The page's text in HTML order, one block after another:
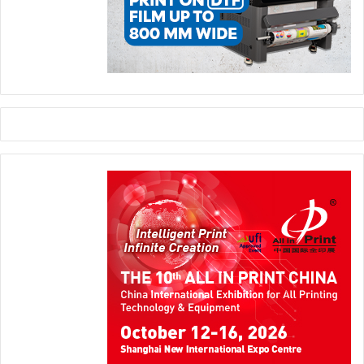
وستُستكمل الإحاطات التقنية السابقة للمعرض بمحاور تتناول
المسؤولية البيئية وملامح الأسواق المستقبلية. وستنقل شركة
Uteco، بوصفها أحد اللاعبين العالميين البارزين، خبرتها الميدانية إلى
أرض النقاش، مقدمة رؤية شاملة لتعزيز الاستدامة القابلة للتطبيق
Heidelberg Italia عرضاً تفصيلياً يرصد تطور تقنيات الطباعة في
وستوفر هذه الجلسات مجتمعة رؤى تقنية عملية ومقارنات قيّمة بين
مختلف التطبيقات، بما يساعد المتخصصين في القطاع على التعامل
بنجاح مع التحديات المقبلة في سلاسل التوريد العالمية.
الموازنة بين الفرص والمخاطر
سيحلل المؤتمر أيضاً أرقام السوق والسيناريوهات الخارجية المؤثرة
في عملية اتخاذ القرار الصناعي. وتُظهر المؤشرات الأخيرة قطاعاً